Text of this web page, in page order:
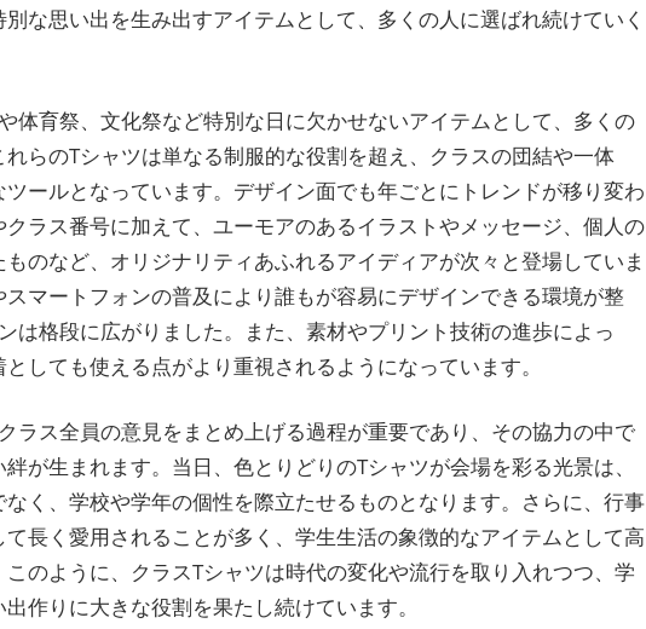
な思い出を生み出すアイテムとして、多くの人に選ばれ続けていく
体育祭、文化祭など特別な日に欠かせないアイテムとして、多くの
らのTシャツは単なる制服的な役割を超え、クラスの団結や一体
ールとなっています。デザイン面でも年ごとにトレンドが移り変わ
ラス番号に加えて、ユーモアのあるイラストやメッセージ、個人の
のなど、オリジナリティあふれるアイディアが次々と登場していま
マートフォンの普及により誰もが容易にデザインできる環境が整
は格段に広がりました。また、素材やプリント技術の進歩によっ
しても使える点がより重視されるようになっています。
ラス全員の意見をまとめ上げる過程が重要であり、その協力の中で
が生まれます。当日、色とりどりのTシャツが会場を彩る光景は、
く、学校や学年の個性を際立たせるものとなります。さらに、行事
長く愛用されることが多く、学生生活の象徴的なアイテムとして高
のように、クラスTシャツは時代の変化や流行を取り入れつつ、学
作りに大きな役割を果たし続けています。